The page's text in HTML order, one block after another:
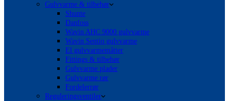
Gulvvarme & tilbehør
Shunte
Danfoss
Wavin AHC 9000 gulvvarme
Wavin Sentio gulvvarme
El gulvvarmemåtter
Fittings & tilbehør
Gulvvarme plader
Gulvvarme rør
Fordelerrør
Reguleringsventiler